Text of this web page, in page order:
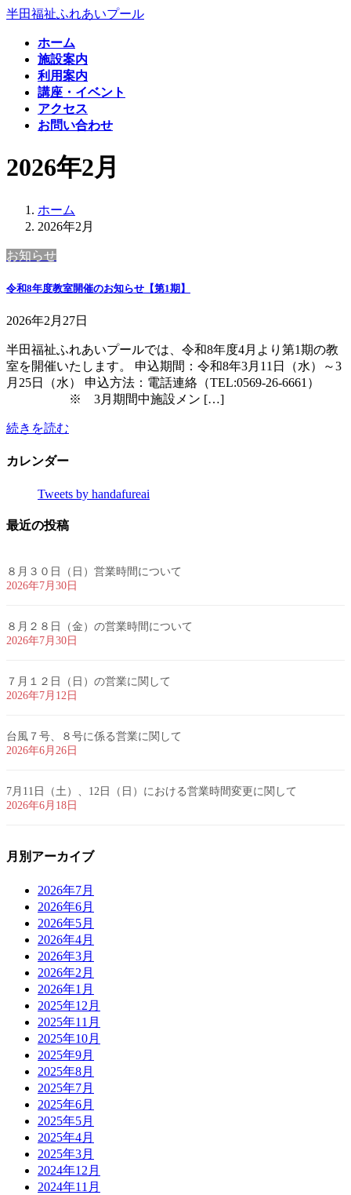
コ
プ
ナ
動
半田福祉ふれあいプール
ホーム
施設案内
利用案内
講座・イベント
アクセス
お問い合わせ
2026年2月
ホーム
2026年2月
お知らせ
令和8年度教室開催のお知らせ【第1期】
2026年2月27日
半田福祉ふれあいプールでは、令和8年度4月より第1期の教
室を開催いたします。 申込期間：令和8年3月11日（水）～3
月25日（水） 申込方法：電話連絡（TEL:0569-26-6661）
※ 3月期間中施設メン […]
続きを読む
カレンダー
Tweets by handafureai
最近の投稿
８月３０日（日）営業時間について
2026年7月30日
８月２８日（金）の営業時間について
2026年7月30日
７月１２日（日）の営業に関して
2026年7月12日
台風７号、８号に係る営業に関して
2026年6月26日
7月11日（土）、12日（日）における営業時間変更に関して
2026年6月18日
月別アーカイブ
2026年7月
2026年6月
2026年5月
2026年4月
2026年3月
2026年2月
2026年1月
2025年12月
2025年11月
2025年10月
2025年9月
2025年8月
2025年7月
2025年6月
2025年5月
2025年4月
2025年3月
2024年12月
2024年11月